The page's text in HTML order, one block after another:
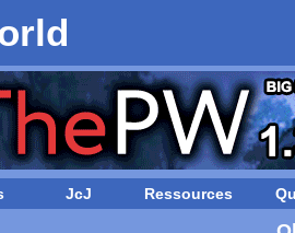
JcJ Ressources